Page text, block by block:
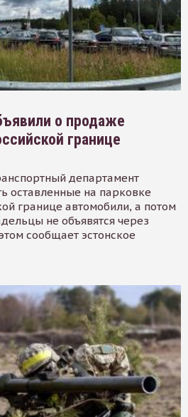
о продаже
границе
департамент
оставленные на парковке
границе автомобили, а потом
не объявятся через
сообщает эстонское